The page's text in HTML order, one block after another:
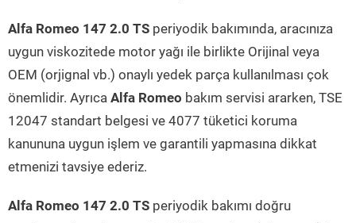
Alfa Romeo 147 2.0 TS periyodik bakımında, aracınıza
uygun viskozitede motor yağı ile birlikte Orijinal veya
OEM (orjignal vb.) onaylı yedek parça kullanılması çok
önemlidir. Ayrıca Alfa Romeo bakım servisi ararken, TSE
12047 standart belgesi ve 4077 tüketici koruma
kanununa uygun işlem ve garantili yapmasına dikkat
etmenizi tavsiye ederiz.
Alfa Romeo 147 2.0 TS periyodik bakımı doğru